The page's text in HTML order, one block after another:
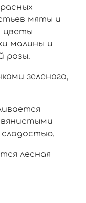
мяты и
цветы
малины и
розы.
зеленого,
сладостью.
лесная